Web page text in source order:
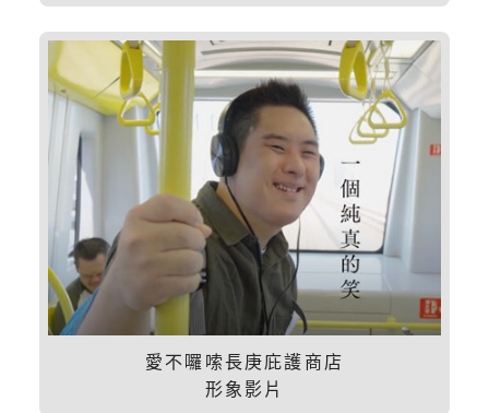
愛不囉嗦長庚庇護商店
形象影片